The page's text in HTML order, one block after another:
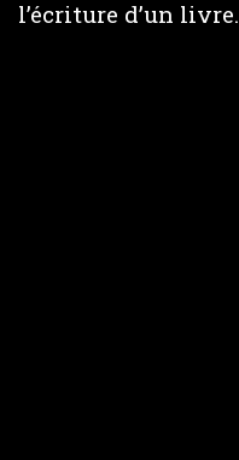
l’écriture d’un livre.